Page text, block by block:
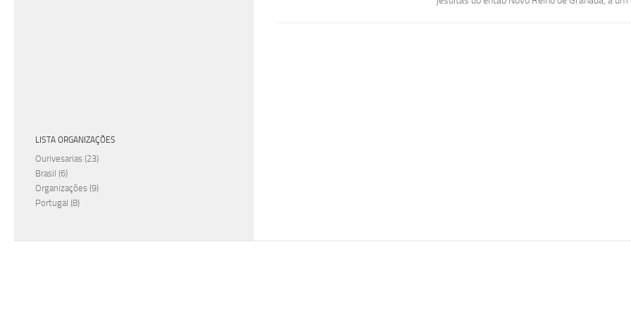
LISTA ORGANIZAÇÕES
Ourivesarias (23)
Brasil (6)
Organizações (9)
Portugal (8)